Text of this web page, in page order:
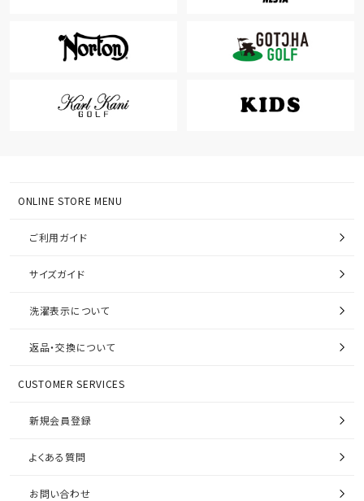
ONLINE STORE MENU
ご利用ガイド
サイズガイド
洗濯表示について
返品・交換について
CUSTOMER SERVICES
新規会員登録
よくある質問
お問い合わせ